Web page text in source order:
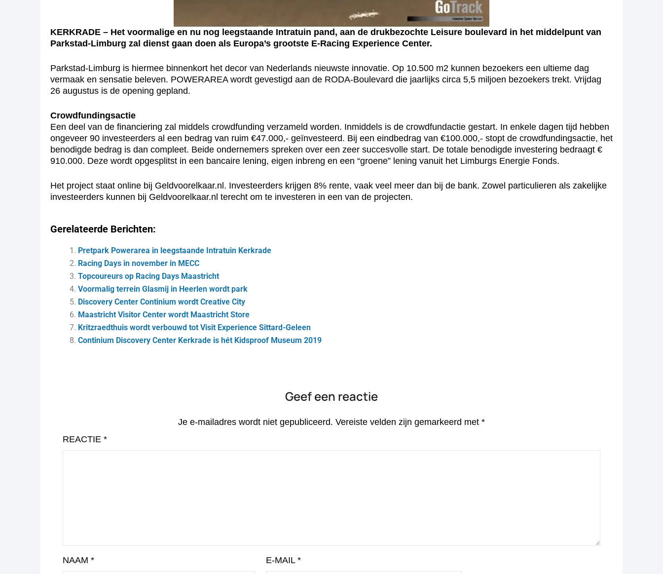
KERKRADE – Het voormalige en nu nog leegstaande Intratuin pand, aan de drukbezochte Leisure boulevard in het middelpunt van
Parkstad-Limburg zal dienst gaan doen als Europa’s grootste E-Racing Experience Center.
Parkstad-Limburg is hiermee binnenkort het decor van Nederlands nieuwste innovatie. Op 10.500 m2 kunnen bezoekers een ultieme dag
vermaak en sensatie beleven. POWERAREA wordt gevestigd aan de RODA-Boulevard die jaarlijks circa 5,5 miljoen bezoekers trekt. Vrijdag
26 augustus is de opening gepland.
Crowdfundingsactie
Een deel van de financiering zal middels crowdfunding verzameld worden. Inmiddels is de crowdfundactie gestart. In enkele dagen tijd hebben
ongeveer 90 investeerders al een bedrag van ruim €47.000,- geïnvesteerd. Bij een eindbedrag van €100.000,- stopt de crowdfundingsactie, het
benodigde bedrag is dan compleet. Beide ondernemers spreken over een zeer succesvolle start. De totale benodigde investering bedraagt €
910.000. Deze wordt opgesplitst in een bancaire lening, eigen inbreng en een “groene” lening vanuit het Limburgs Energie Fonds.
Het project staat online bij Geldvoorelkaar.nl. Investeerders krijgen 8% rente, vaak veel meer dan bij de bank. Zowel particulieren als zakelijke
investeerders kunnen bij Geldvoorelkaar.nl terecht om te investeren in een van de projecten.
Gerelateerde Berichten:
Pretpark Powerarea in leegstaande Intratuin Kerkrade
Racing Days in november in MECC
Topcoureurs op Racing Days Maastricht
Voormalig terrein Glasmij in Heerlen wordt park
Discovery Center Continium wordt Creative City
Maastricht Visitor Center wordt Maastricht Store
Kritzraedthuis wordt verbouwd tot Visit Experience Sittard-Geleen
Continium Discovery Center Kerkrade is hét Kidsproof Museum 2019
Geef een reactie
Je e-mailadres wordt niet gepubliceerd. Vereiste velden zijn gemarkeerd met *
REACTIE *
NAAM * E-MAIL *